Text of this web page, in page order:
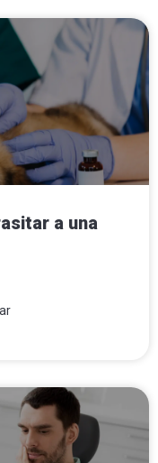
a una